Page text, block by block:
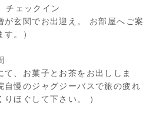
チェックイン
が玄関でお出迎え。 お部屋へご案
す。）
て、お菓子とお茶をお出ししま
自慢のジャグジーバスで旅の疲れ
りほぐして下さい。 ）